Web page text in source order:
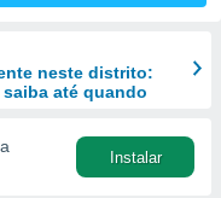
neste distrito:
até quando
Instalar